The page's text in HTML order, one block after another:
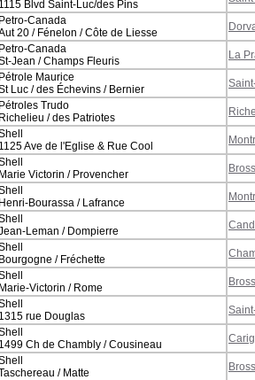
1115 Blvd Saint-Luc/des Pins
Petro-Canada
20 / Fénelon / Côte de Liesse
Petro-Canada
Jean / Champs Fleuris
La
Pétrole Maurice
Luc / des Échevins / Bernier
Pétroles Trudo
Richelieu / des Patriotes
1125 Ave de l'Eglise & Rue Cool
Marie Victorin / Provencher
Henri-Bourassa / Lafrance
Leman / Dompierre
Bourgogne / Fréchette
Marie-Victorin / Rome
1315 rue Douglas
1499 Ch de Chambly / Cousineau
/ Matte